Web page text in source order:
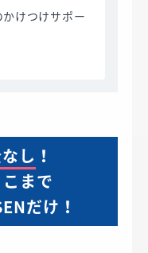
けつけサポー
し ！
まで
だけ！​